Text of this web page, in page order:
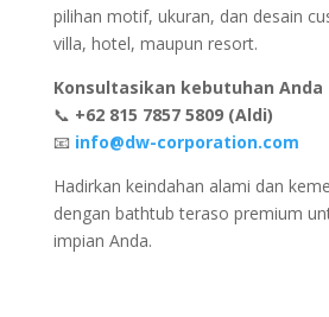
pilihan motif, ukuran, dan desain
villa, hotel, maupun resort.
Konsultasikan kebutuhan
📞 +62 815 7857 5809 (Aldi)
📧 info@dw-corporation.com
Hadirkan keindahan alami dan
dengan bathtub teraso premium
impian Anda.